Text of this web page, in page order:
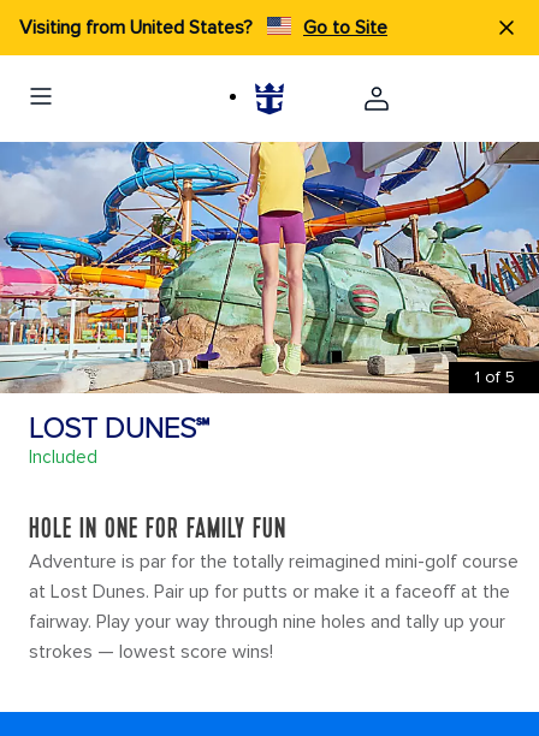
Visiting from United States? Go to Site
1 of 5
LOST DUNES℠
Included
HOLE IN ONE FOR FAMILY FUN
Adventure is par for the totally reimagined mini-golf course
at Lost Dunes. Pair up for putts or make it a faceoff at the
fairway. Play your way through nine holes and tally up your
strokes — lowest score wins!